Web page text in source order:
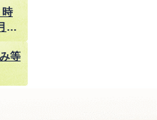
時
1
等